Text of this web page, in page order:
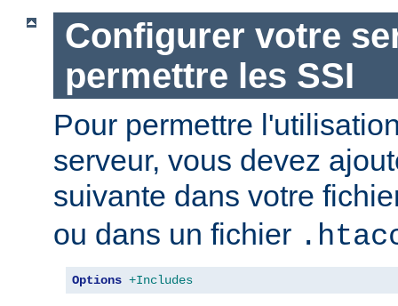
Configurer votre
permettre les SSI
Pour permettre
serveur, vous devez
suivante dans votre
ou dans un fichier
Options +Includes